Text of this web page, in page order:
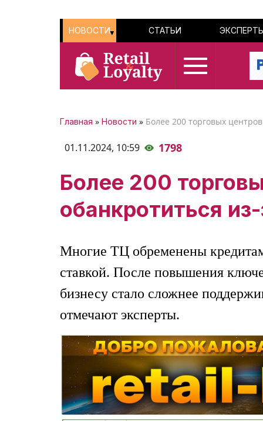
НОВОСТИ СТАТЬИ
Главная » Новости » Более 200 торговых
01.11.2024, 10:59 1798
Более 200
обанкротиться
Многие ТЦ обременены
ставкой. После повышения
бизнесу стало сложнее
отмечают эксперты.